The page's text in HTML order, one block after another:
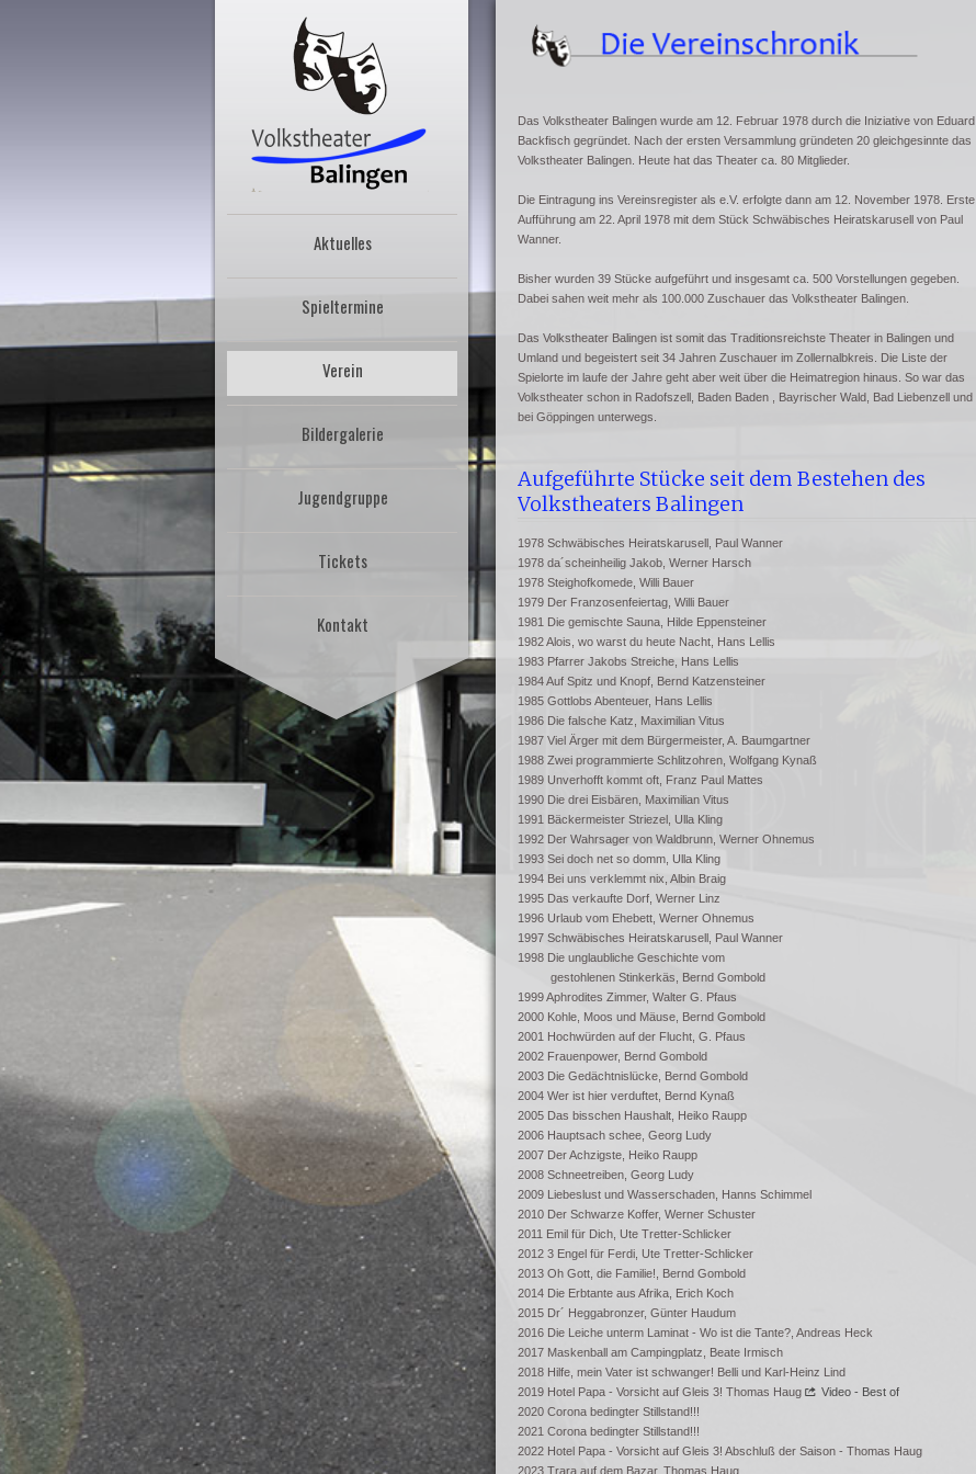
Aktuelles
Spieltermine
Verein
Bildergalerie
Jugendgruppe
Tickets
Kontakt
Das Volkstheater Balingen wurde am 12. Februar 1978 durch die Iniziative von Eduard
Backfisch gegründet. Nach der ersten Versammlung gründeten 20 gleichgesinnte das
Volkstheater Balingen. Heute hat das Theater ca. 80 Mitglieder.
Die Eintragung ins Vereinsregister als e.V. erfolgte dann am 12. November 1978. Erste
Aufführung am 22. April 1978 mit dem Stück Schwäbisches Heiratskarusell von Paul
Wanner.
Bisher wurden 39 Stücke aufgeführt und insgesamt ca. 500 Vorstellungen gegeben.
Dabei sahen weit mehr als 100.000 Zuschauer das Volkstheater Balingen.
Das Volkstheater Balingen ist somit das Traditionsreichste Theater in Balingen und
Umland und begeistert seit 34 Jahren Zuschauer im Zollernalbkreis. Die Liste der
Spielorte im laufe der Jahre geht aber weit über die Heimatregion hinaus. So war das
Volkstheater schon in Radofszell, Baden Baden , Bayrischer Wald, Bad Liebenzell und
bei Göppingen unterwegs.
Aufgeführte Stücke seit dem Bestehen des
Volkstheaters Balingen
1978 Schwäbisches Heiratskarusell, Paul Wanner
1978 da´scheinheilig Jakob, Werner Harsch
1978 Steighofkomede, Willi Bauer
1979 Der Franzosenfeiertag, Willi Bauer
1981 Die gemischte Sauna, Hilde Eppensteiner
1982 Alois, wo warst du heute Nacht, Hans Lellis
1983 Pfarrer Jakobs Streiche, Hans Lellis
1984 Auf Spitz und Knopf, Bernd Katzensteiner
1985 Gottlobs Abenteuer, Hans Lellis
1986 Die falsche Katz,
Maximilian Vitus
1987 Viel Ärger mit dem Bürgermeister, A. Baumgartner
1988 Zwei programmierte Schlitzohren, Wolfgang Kynaß
1989 Unverhofft kommt oft, Franz Paul Mattes
1990 Die drei Eisbären, Maximilian Vitus
1991 Bäckermeister Striezel, Ulla Kling
1992 Der Wahrsager von Waldbrunn, Werner Ohnemus
1993 Sei doch net so domm, Ulla Kling
1994 Bei uns verklemmt nix, Albin Braig
1995 Das verkaufte Dorf, Werner Linz
1996 Urlaub vom Ehebett, Werner Ohnemus
1997 Schwäbisches Heiratskarusell, Paul Wanner
1998 Die unglaubliche Geschichte vom
gestohlenen Stinkerkäs, Bernd Gombold
1999 Aphrodites Zimmer, Walter G. Pfaus
2000 Kohle, Moos und Mäuse, Bernd Gombold
2001 Hochwürden auf der Flucht, G. Pfaus
2002 Frauenpower, Bernd Gombold
2003 Die Gedächtnislücke, Bernd Gombold
2004 Wer ist hier verduftet, Bernd Kynaß
2005 Das bisschen Haushalt, Heiko Raupp
2006 Hauptsach schee, Georg Ludy
2007 Der Achzigste, Heiko Raupp
2008 Schneetreiben, Georg Ludy
2009 Liebeslust und Wasserschaden, Hanns Schimmel
2010 Der Schwarze Koffer, Werner Schuster
2011 Emil für Dich, Ute Tretter-Schlicker
2012 3 Engel für Ferdi, Ute Tretter-Schlicker
2013 Oh Gott, die Familie! , Bernd Gombold
2014 Die Erbtante aus Afrika, Erich Koch
2015 Dr´ Heggabronzer, Günter Haudum
2016 Die Leiche unterm Laminat - Wo ist die Tante?, Andreas Heck
2017 Maskenball am Campingplatz, Beate Irmisch
2018 Hilfe, mein Vater ist schwanger! Belli und Karl-Heinz Lind
2019 Hotel Papa - Vorsicht auf Gleis 3! Thomas Haug
Video - Best of
2020 Corona bedingter Stillstand!!!
2021 Corona bedingter Stillstand!!!
2022 Hotel Papa - Vorsicht auf Gleis 3! Abschluß der Saison - Thomas Haug
2023 Trara auf dem Bazar, Thomas Haug